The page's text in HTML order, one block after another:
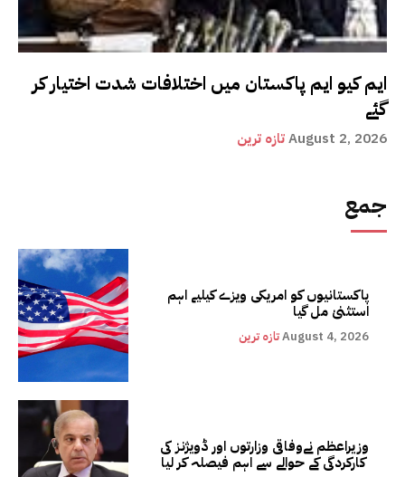
ایم کیو ایم پاکستان میں اختلافات شدت اختیار کر
گئے
تازہ ترینAugust 2, 2026
جمع
پاکستانیوں کو امریکی ویزے کیلیے اہم
استثنیٰ مل گیا
تازہ ترینAugust 4, 2026
وزیراعظم نےوفاقی وزارتوں اور ڈویژنز کی
کارکردگی کے حوالے سے اہم فیصلہ کر لیا